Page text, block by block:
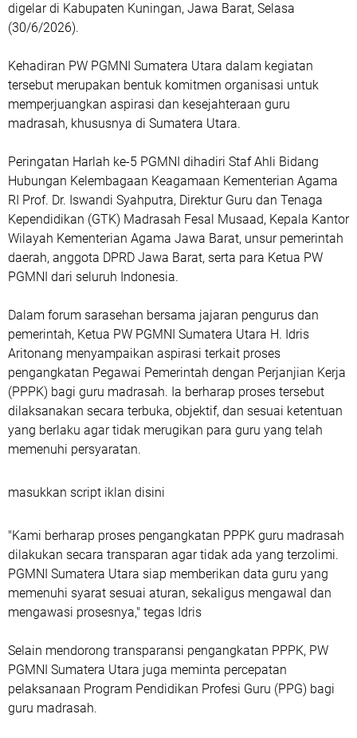
digelar di Kabupaten Kuningan, Jawa Barat, Selasa
(30/6/2026).
Kehadiran PW PGMNI Sumatera Utara dalam kegiatan
tersebut merupakan bentuk komitmen organisasi untuk
memperjuangkan aspirasi dan kesejahteraan guru
madrasah, khususnya di Sumatera Utara.
Peringatan Harlah ke-5 PGMNI dihadiri Staf Ahli Bidang
Hubungan Kelembagaan Keagamaan Kementerian Agama
RI Prof. Dr. Iswandi Syahputra, Direktur Guru dan Tenaga
Kependidikan (GTK) Madrasah Fesal Musaad, Kepala Kantor
Wilayah Kementerian Agama Jawa Barat, unsur pemerintah
daerah, anggota DPRD Jawa Barat, serta para Ketua PW
PGMNI dari seluruh Indonesia.
Dalam forum sarasehan bersama jajaran pengurus dan
pemerintah, Ketua PW PGMNI Sumatera Utara H. Idris
Aritonang menyampaikan aspirasi terkait proses
pengangkatan Pegawai Pemerintah dengan Perjanjian Kerja
(PPPK) bagi guru madrasah. Ia berharap proses tersebut
dilaksanakan secara terbuka, objektif, dan sesuai ketentuan
yang berlaku agar tidak merugikan para guru yang telah
memenuhi persyaratan.
masukkan script iklan disini
"Kami berharap proses pengangkatan PPPK guru madrasah
dilakukan secara transparan agar tidak ada yang terzolimi.
PGMNI Sumatera Utara siap memberikan data guru yang
memenuhi syarat sesuai aturan, sekaligus mengawal dan
mengawasi prosesnya," tegas Idris
Selain mendorong transparansi pengangkatan PPPK, PW
PGMNI Sumatera Utara juga meminta percepatan
pelaksanaan Program Pendidikan Profesi Guru (PPG) bagi
guru madrasah.